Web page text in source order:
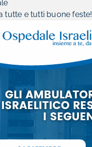
tutte e tutti buone feste!